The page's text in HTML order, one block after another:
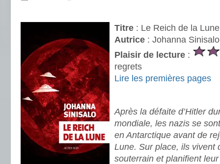
Titre : Le Reich de la Lune
Autrice : Johanna Sinisalo
Plaisir de lecture :
regrets
Lire les premières pages
Après la défaite d’Hitler
mondiale, les nazis se
en Antarctique avant de
Lune. Sur place, ils vivent
souterrain et planifient